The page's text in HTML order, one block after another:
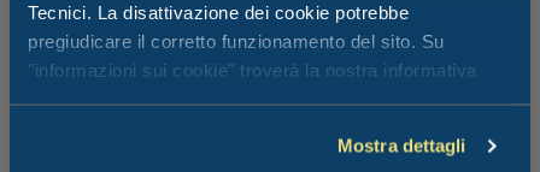
Tecnici. La disattivazione dei cookie potrebbe
pregiudicare il corretto funzionamento del sito. Su
"informazioni sui cookie" troverà la nostra informativa
estesa.
Mostra dettagli